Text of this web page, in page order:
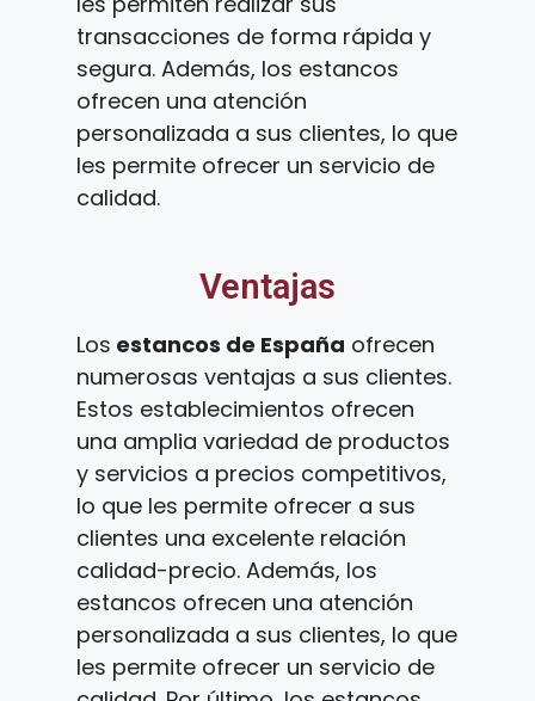
transacciones de forma rápida y
segura. Además, los estancos
ofrecen una atención
personalizada a sus clientes, lo que
les permite ofrecer un servicio de
calidad.
Ventajas
Los estancos de España ofrecen
numerosas ventajas a sus clientes.
Estos establecimientos ofrecen
una amplia variedad de productos
y servicios a precios competitivos,
lo que les permite ofrecer a sus
clientes una excelente relación
calidad-precio. Además, los
estancos ofrecen una atención
personalizada a sus clientes, lo que
les permite ofrecer un servicio de